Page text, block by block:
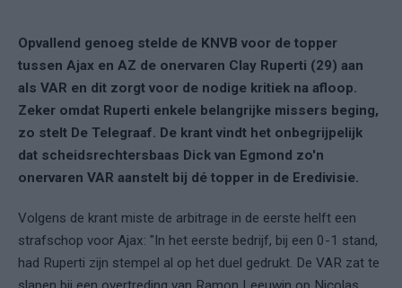
Opvallend genoeg stelde de KNVB voor de topper
tussen Ajax en AZ de onervaren Clay Ruperti (29) aan
als VAR en dit zorgt voor de nodige kritiek na afloop.
Zeker omdat Ruperti enkele belangrijke missers beging,
zo stelt De Telegraaf. De krant vindt het onbegrijpelijk
dat scheidsrechtersbaas Dick van Egmond zo'n
onervaren VAR aanstelt bij dé topper in de Eredivisie.
Volgens de krant miste de arbitrage in de eerste helft een
strafschop voor Ajax: "In het eerste bedrijf, bij een 0-1 stand,
had Ruperti zijn stempel al op het duel gedrukt. De VAR zat te